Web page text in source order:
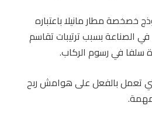
خصخصة مطار مانيلا باعتباره
الصناعة بسبب ترتيبات تقاسم
سلفا في رسوم الركاب.
تعمل بالفعل على هوامش ربح